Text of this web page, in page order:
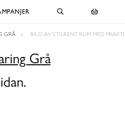
GRÅ BILD AV STILRENT RUM MED
Grå